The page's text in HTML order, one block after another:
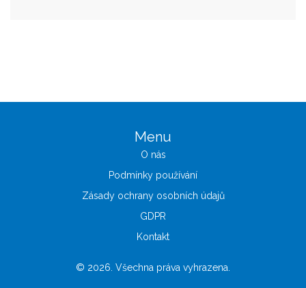
Menu
O nás
Podmínky používání
Zásady ochrany osobních údajů
GDPR
Kontakt
© 2026. Všechna práva vyhrazena.